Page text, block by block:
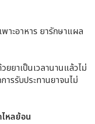
พาะอาหาร ยารักษาแผล
ยาเป็นเวลานานแล้วไม่
ารรับประทานยาจนไม่
หลย้อน